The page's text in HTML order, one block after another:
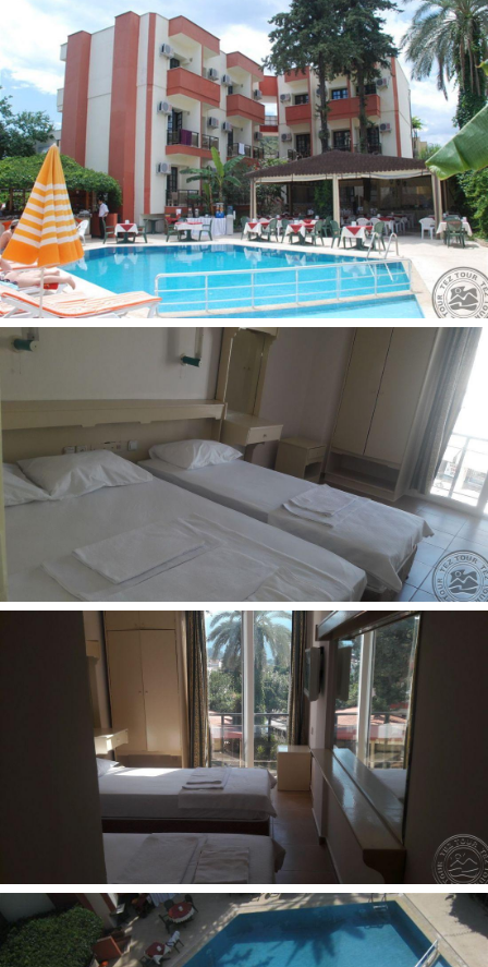
Paplūdimys:
baras paplūdimyje: nėra
paplūdimyje: skėčiai, gultai, čiužiniai už papildomą
mokestį
nuosavas
stambaus žvyro/akmenuotas
Kontaktai:
Adresas:Merkez, Atatürk Blv., 07980 Kemer/Antalya,
Turkija
Telefonas:
+90 242 814 51 68
Internetinė svetainė: https://en.armeriarealhotel.com/